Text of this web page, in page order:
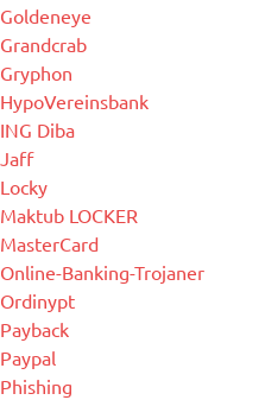
Goldeneye
Grandcrab
Gryphon
HypoVereinsbank
ING Diba
Jaff
Locky
Maktub LOCKER
MasterCard
Online-Banking-Trojaner
Ordinypt
Payback
Paypal
Phishing